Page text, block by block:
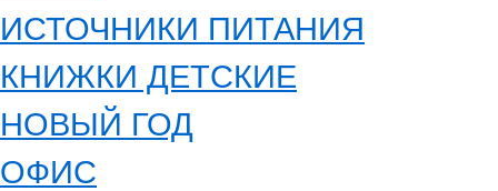
ИСТОЧНИКИ ПИТАНИЯ
КНИЖКИ ДЕТСКИЕ
НОВЫЙ ГОД
ОФИС